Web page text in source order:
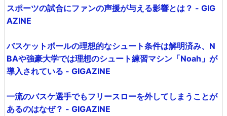
スポーツの試合にファンの声援が与える影響とは？ - GIG
AZINE
バスケットボールの理想的なシュート条件は解明済み、N
BAや強豪大学では理想のシュート練習マシン「Noah」が
導入されている - GIGAZINE
一流のバスケ選手でもフリースローを外してしまうことが
あるのはなぜ？ - GIGAZINE